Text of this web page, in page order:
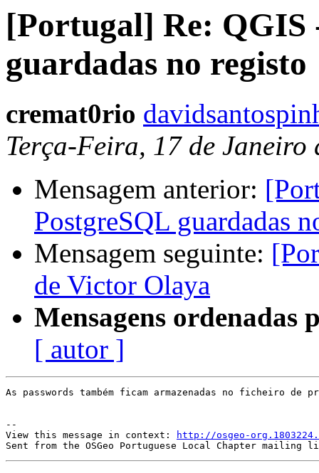
[Portugal] Re: QGIS
guardadas no registo
cremat0rio
Terça-Feira, 17 de
Mensagem anterior:
PostgreSQL guardadas
Mensagem seguinte:
de Victor Olaya
Mensagens ordenadas
[ autor ]
As passwords também ficam armazenadas no ficheiro de
--
View this message in context:
http://osgeo-